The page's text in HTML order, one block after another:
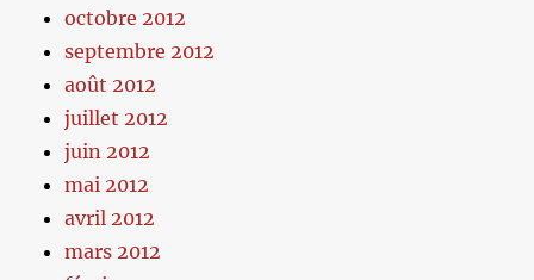
octobre 2012
septembre 2012
août 2012
juillet 2012
juin 2012
mai 2012
avril 2012
mars 2012